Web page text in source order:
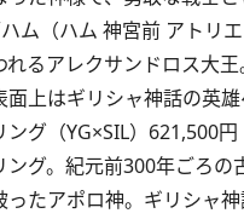
ム（ハム 神宮前 アト
るアレクサンドロス大
上はギリシャ神話の英
ング（YG×SIL）621,500
グ。紀元前300年ごろ
たアポロ神。ギリシャ